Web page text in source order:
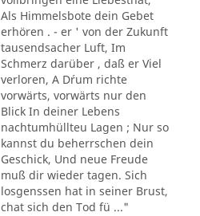
Als Himmelsbote dein Gebet
erhören . - er ' von der Zukunft
tausendsacher Luft, Im
Schmerz darüber , daß er Viel
verloren, A D´rum richte
vorwärts, vorwärts nur den
Blick In deiner Lebens
nachtumhüllteu Lagen ; Nur so
kannst du beherrschen dein
Geschick, Und neue Freude
muß dir wieder tagen. Sich
losgenssen hat in seiner Brust,
chat sich den Tod fü ..."